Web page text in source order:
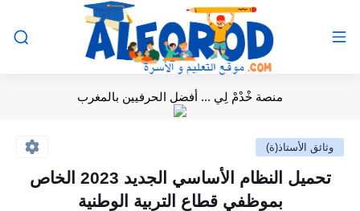
منصة خْدْمْ لِي ... أفضل الحرفيين بالمغرب
وثائق الأستاذ(ة)
تحميل النظام الأساسي الجديد 2023 الخاص
بموظفي قطاع التربية الوطنية